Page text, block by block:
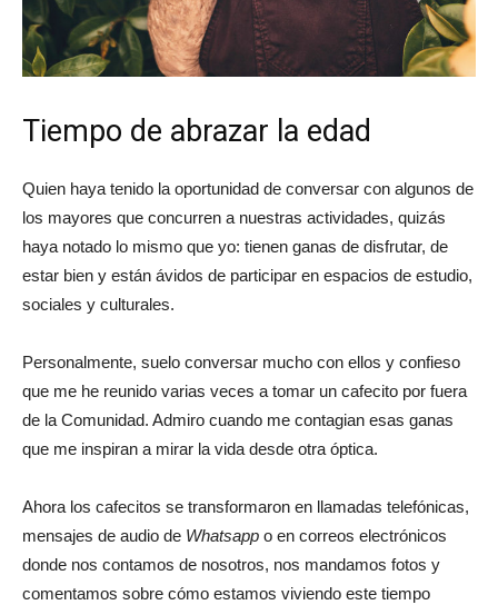
Tiempo de abrazar la edad
Quien haya tenido la oportunidad de conversar con algunos de
los mayores que concurren a nuestras actividades, quizás
haya notado lo mismo que yo: tienen ganas de disfrutar, de
estar bien y están ávidos de participar en espacios de estudio,
sociales y culturales.
Personalmente, suelo conversar mucho con ellos y confieso
que me he reunido varias veces a tomar un cafecito por fuera
de la Comunidad. Admiro cuando me contagian esas ganas
que me inspiran a mirar la vida desde otra óptica.
Ahora los cafecitos se transformaron en llamadas telefónicas,
mensajes de audio de Whatsapp o en correos electrónicos
donde nos contamos de nosotros, nos mandamos fotos y
comentamos sobre cómo estamos viviendo este tiempo